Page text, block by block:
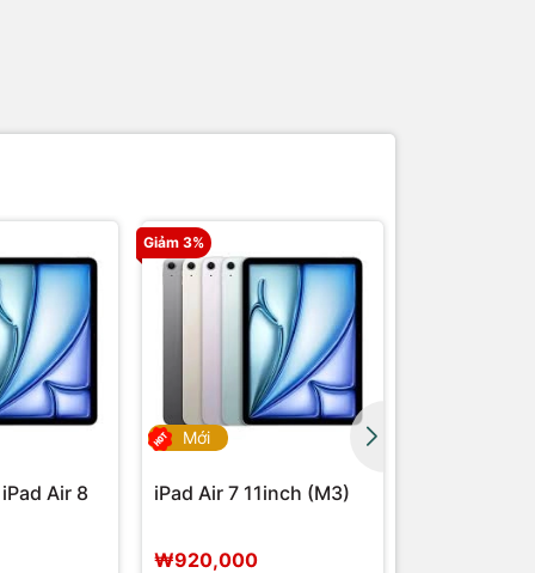
Air 8
Mới
Giảm 3%
iPad Air 7 11inch (M3)
₩920,000